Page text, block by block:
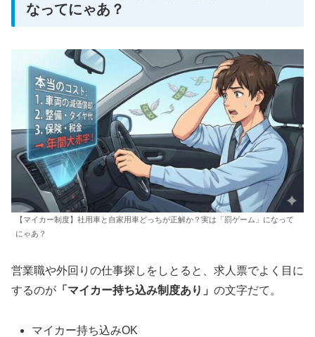
なってにゃあ？
【マイカー制度】社用車と自家用車どっちが正解か？実は「罰ゲーム」になって
にゃあ？
営業職や外回りの仕事探しをしとると、求人票でよく目に
するのが 「マイカー持ち込み制度あり」 の文字だて。
マイカー持ち込みOK